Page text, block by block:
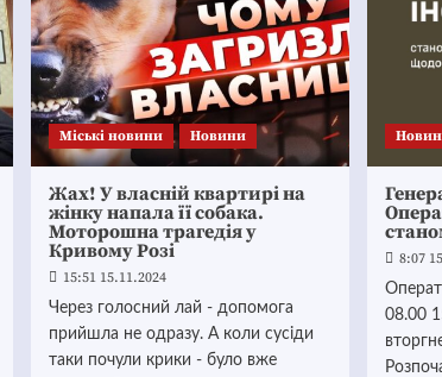
Mіські новини Новини
Жах! У власній квартирі на
жінку напала її собака.
Моторошна трагедія у
Кривому Розі
15:51 15.11.2024
Через голосний лай - допомога
прийшла не одразу. А коли сусіди
таки почули крики - було вже
8:07
08.00